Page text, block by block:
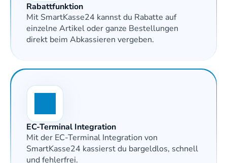
Rabattfunktion
Mit SmartKasse24 kannst du Rabatte auf
einzelne Artikel oder ganze Bestellungen
direkt beim Abkassieren vergeben.
EC-Terminal Integration
Mit der EC-Terminal Integration von
SmartKasse24 kassierst du bargeldlos, schnell
und fehlerfrei.